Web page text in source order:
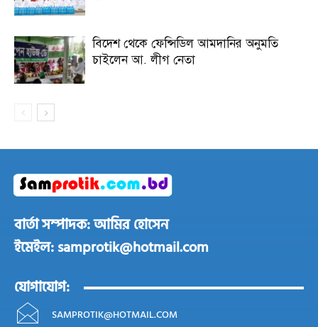
বিদেশ থেকে ফেন্সিডিল আমদানির অনুমতি
চাইলেন আ. লীগ নেতা
বার্তা সম্পাদক: আমির হোসেন
ইমেইল: samprotik@hotmail.com
যোগাযোগ:
SAMPROTIK@HOTMAIL.COM